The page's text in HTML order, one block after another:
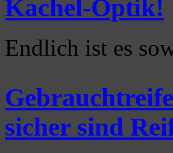
Kachel-Optik!
Endlich ist es
sicher sind